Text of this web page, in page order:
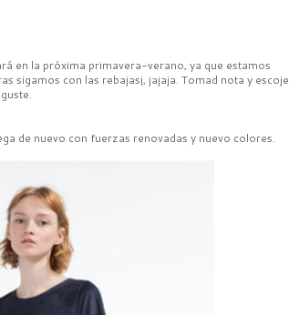
en la próxima primavera-verano, ya que estamos
sigamos con las rebajas¡, jajaja. Tomad nota y escoje
de nuevo con fuerzas renovadas y nuevo colores.